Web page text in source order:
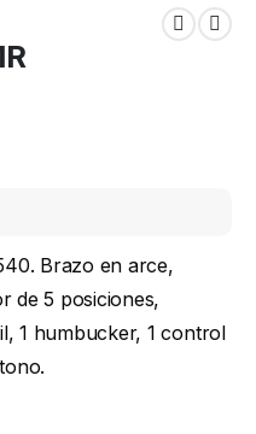
Brazo en arce,
de 5 posiciones,
1 humbucker, 1 control